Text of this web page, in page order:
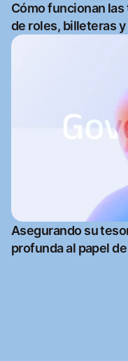
Cómo funcionan
de roles, billeteras
Asegurando su
profunda al papel